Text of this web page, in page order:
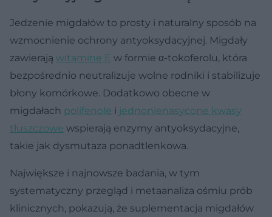
Jedzenie migdałów to prosty i naturalny sposób na
wzmocnienie ochrony antyoksydacyjnej. Migdały
zawierają witaminę E w formie α-tokoferolu, która
bezpośrednio neutralizuje wolne rodniki i stabilizuje
błony komórkowe. Dodatkowo obecne w
migdałach polifenole i jednonienasycone kwasy
tłuszczowe wspierają enzymy antyoksydacyjne,
takie jak dysmutaza ponadtlenkowa.
Największe i najnowsze badania, w tym
systematyczny przegląd i metaanaliza ośmiu prób
klinicznych, pokazują, że suplementacja migdałów